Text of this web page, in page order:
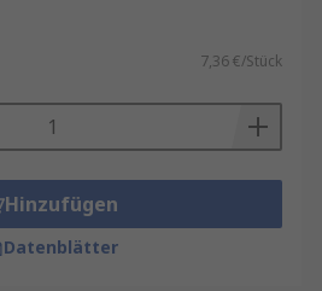
7,36 €/Stück
Hinzufügen
Datenblätter